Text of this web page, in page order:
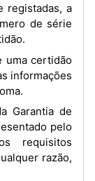
registadas, a
de série
informações
pelo
requisitos
razão,